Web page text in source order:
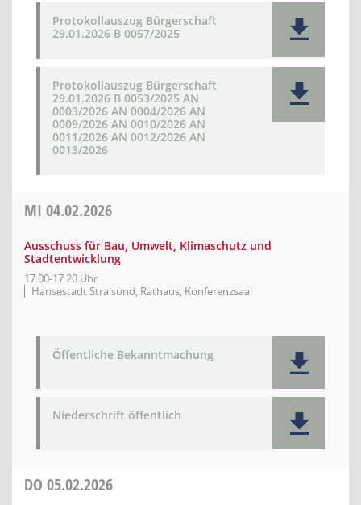
Protokollauszug Bürgerschaft
29.01.2026 B 0057/2025
Protokollauszug Bürgerschaft
29.01.2026 B 0053/2025 AN
0003/2026 AN 0004/2026 AN
0009/2026 AN 0010/2026 AN
0011/2026 AN 0012/2026 AN
0013/2026
MI 04.02.2026
Ausschuss für Bau, Umwelt, Klimaschutz und
Stadtentwicklung
17:00-17:20 Uhr
Hansestadt Stralsund, Rathaus, Konferenzsaal
Öffentliche Bekanntmachung
Niederschrift öffentlich
DO 05.02.2026